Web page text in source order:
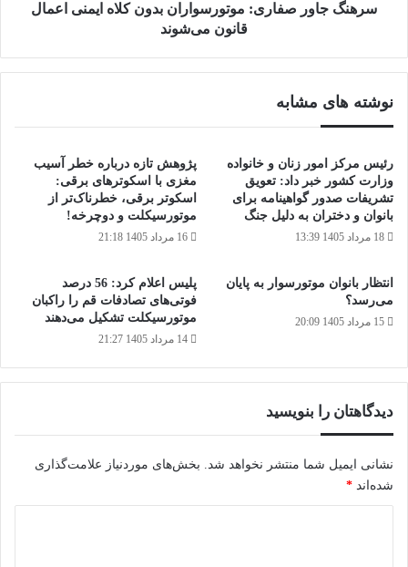
می‌شوند
سرهنگ جاور صفاری: موتورسواران بدون کلاه ایمنی اعمال
قانون می‌شوند
نوشته های مشابه
رئیس مرکز امور زنان و خانواده
وزارت کشور خبر داد: تعویق
تشریفات صدور گواهینامه برای
بانوان و دختران به دلیل جنگ
18 مرداد 1405 13:39
پژوهش تازه درباره خطر آسیب
مغزی با اسکوترهای برقی:
اسکوتر برقی، خطرناک‌تر از
موتورسیکلت و دوچرخه!
16 مرداد 1405 21:18
انتظار بانوان موتورسوار به پایان
می‌رسد؟
15 مرداد 1405 20:09
پلیس اعلام کرد: 56 درصد
فوتی‌های تصادفات قم را راکبان
موتورسیکلت تشکیل می‌دهند
14 مرداد 1405 21:27
دیدگاهتان را بنویسید
نشانی ایمیل شما منتشر نخواهد شد. بخش‌های موردنیاز علامت‌گذاری
شده‌اند *